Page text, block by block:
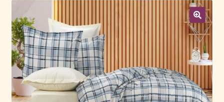
Βρεφικά Λευκά Είδη
Επικοινωνία
Επιστροφές Προϊόντων
Η εταιρία μας